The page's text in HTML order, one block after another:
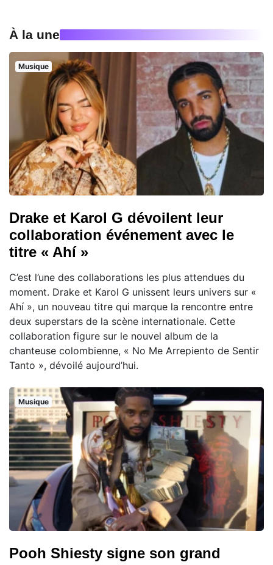
À la une
Musique
Drake et Karol G dévoilent leur
collaboration événement avec le
titre « Ahí »
C’est l’une des collaborations les plus attendues du
moment. Drake et Karol G unissent leurs univers sur «
Ahí », un nouveau titre qui marque la rencontre entre
deux superstars de la scène internationale. Cette
collaboration figure sur le nouvel album de la
chanteuse colombienne, « No Me Arrepiento de Sentir
Tanto », dévoilé aujourd’hui.
Musique
Pooh Shiesty signe son grand